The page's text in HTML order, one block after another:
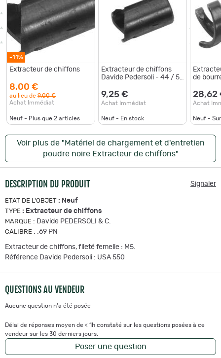
-11%
Extracteur de chiffons
8,00 €
au lieu de 9,00 €
Achat Immédiat
Neuf - Plus que 2 articles
Extracteur de chiffons
Davide Pedersoli - 44 / 50
9,25 €
Achat Immédiat
Neuf - En stock
de
28,62
Achat
Neuf -
Voir plus de "Matériel de chargement et d'entretien
poudre noire Extracteur de chiffons"
DESCRIPTION DU PRODUIT Signaler
ETAT DE L'OBJET : Neuf
TYPE : Extracteur de chiffons
MARQUE : Davide PEDERSOLI & C.
CALIBRE : .69 PN
Extracteur de chiffons, fileté femelle : M5.
Référence Davide Pedersoli : USA 550
QUESTIONS AU VENDEUR
Aucune question n'a été posée
Délai de réponses moyen de < 1h constaté sur les questions posées à ce
vendeur sur les 30 derniers jours.
Poser une question